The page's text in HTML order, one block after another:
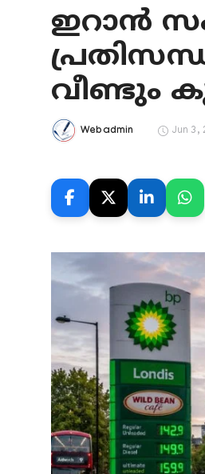
Kerala News
Gulf News
Health
Street of Thoughts
English
ഇറാൻ
വീണ്ടും
Webadmin Jun 3,